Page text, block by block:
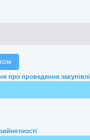
про проведення закупівлі